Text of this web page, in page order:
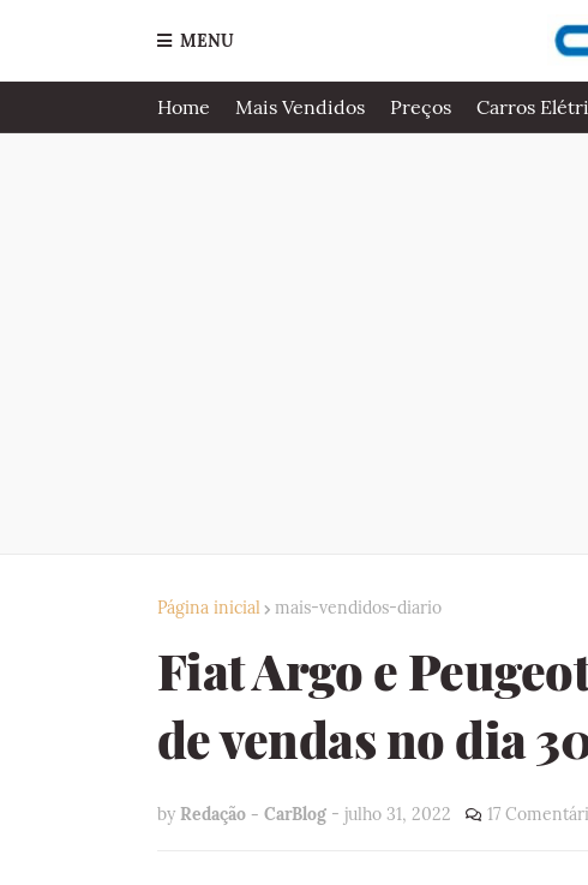
MENU
Home Mais Vendidos Preços Carros
Página inicial mais-vendidos-diario
Fiat Argo e
de vendas no dia
by Redação - CarBlog - julho 31, 2022 17